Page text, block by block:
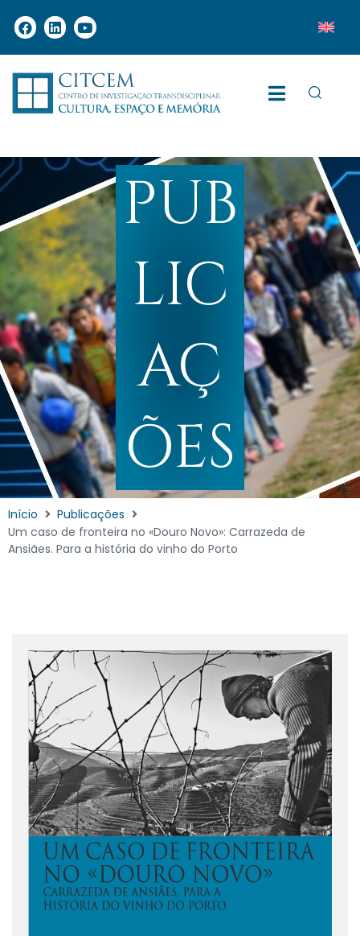
PUB
LIC
AÇ
ÕES
Início
Publicações
Um caso de fronteira no «Douro Novo»: Carrazeda de
Ansiães. Para a história do vinho do Porto